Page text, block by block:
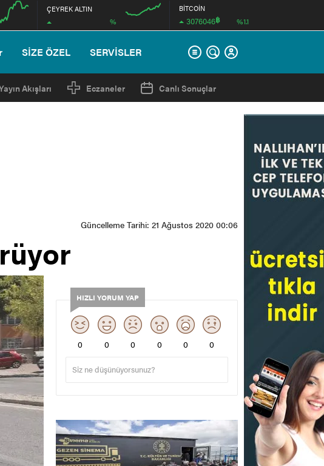
ÇEYREK ALTIN
%
BİTCOİN
3076046฿ %1.1
SİZE ÖZEL SERVİSLER
Akışları Eczaneler Canlı Sonuçlar
Güncelleme Tarihi: 21 Ağustos 2020 00:06
HIZLI YORUM YAP
0 0 0 0 0 0